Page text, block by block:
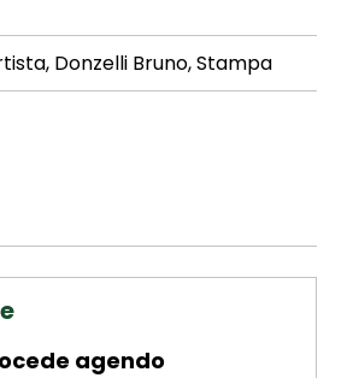
, Donzelli Bruno,Stampa
agendo